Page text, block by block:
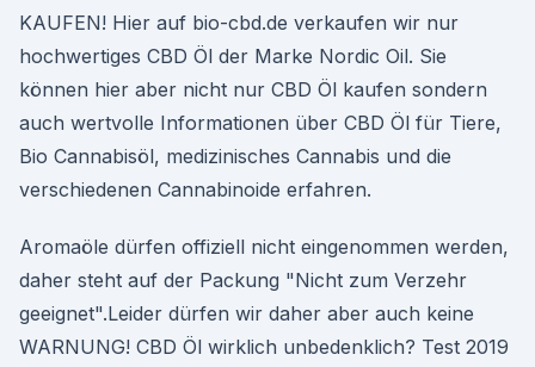
KAUFEN! Hier auf bio-cbd.de verkaufen wir nur
hochwertiges CBD Öl der Marke Nordic Oil. Sie
können hier aber nicht nur CBD Öl kaufen sondern
auch wertvolle Informationen über CBD Öl für Tiere,
Bio Cannabisöl, medizinisches Cannabis und die
verschiedenen Cannabinoide erfahren.
Aromaöle dürfen offiziell nicht eingenommen werden,
daher steht auf der Packung "Nicht zum Verzehr
geeignet".Leider dürfen wir daher aber auch keine
WARNUNG! CBD Öl wirklich unbedenklich? Test 2019